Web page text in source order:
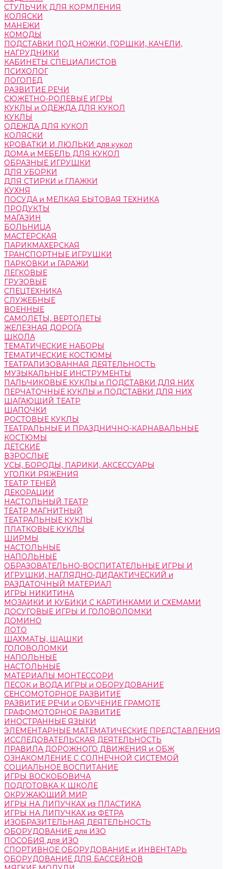
СТУЛЬЧИК ДЛЯ КОРМЛЕНИЯ
КОЛЯСКИ
МАНЕЖИ
КОМОДЫ
ПОДСТАВКИ ПОД НОЖКИ, ГОРШКИ, КАЧЕЛИ,
НАГРУДНИКИ
КАБИНЕТЫ СПЕЦИАЛИСТОВ
ПСИХОЛОГ
ЛОГОПЕД
РАЗВИТИЕ РЕЧИ
СЮЖЕТНО-РОЛЕВЫЕ ИГРЫ
КУКЛЫ и ОДЕЖДА ДЛЯ КУКОЛ
КУКЛЫ
ОДЕЖДА ДЛЯ КУКОЛ
КОЛЯСКИ
КРОВАТКИ И ЛЮЛЬКИ для кукол
ДОМА и МЕБЕЛЬ ДЛЯ КУКОЛ
ОБРАЗНЫЕ ИГРУШКИ
ДЛЯ УБОРКИ
ДЛЯ СТИРКИ и ГЛАЖКИ
КУХНЯ
ПОСУДА и МЕЛКАЯ БЫТОВАЯ ТЕХНИКА
ПРОДУКТЫ
МАГАЗИН
БОЛЬНИЦА
МАСТЕРСКАЯ
ПАРИКМАХЕРСКАЯ
ТРАНСПОРТНЫЕ ИГРУШКИ
ПАРКОВКИ и ГАРАЖИ
ЛЕГКОВЫЕ
ГРУЗОВЫЕ
СПЕЦТЕХНИКА
СЛУЖЕБНЫЕ
ВОЕННЫЕ
САМОЛЕТЫ, ВЕРТОЛЕТЫ
ЖЕЛЕЗНАЯ ДОРОГА
ШКОЛА
ТЕМАТИЧЕСКИЕ НАБОРЫ
ТЕМАТИЧЕСКИЕ КОСТЮМЫ
ТЕАТРАЛИЗОВАННАЯ ДЕЯТЕЛЬНОСТЬ
МУЗЫКАЛЬНЫЕ ИНСТРУМЕНТЫ
ПАЛЬЧИКОВЫЕ КУКЛЫ и ПОДСТАВКИ ДЛЯ НИХ
ПЕРЧАТОЧНЫЕ КУКЛЫ и ПОДСТАВКИ ДЛЯ НИХ
ШАГАЮЩИЙ ТЕАТР
ШАПОЧКИ
РОСТОВЫЕ КУКЛЫ
ТЕАТРАЛЬНЫЕ И ПРАЗДНИЧНО-КАРНАВАЛЬНЫЕ
КОСТЮМЫ
ДЕТСКИЕ
ВЗРОСЛЫЕ
УСЫ, БОРОДЫ, ПАРИКИ, АКСЕССУАРЫ
УГОЛКИ РЯЖЕНИЯ
ТЕАТР ТЕНЕЙ
ДЕКОРАЦИИ
НАСТОЛЬНЫЙ ТЕАТР
ТЕАТР МАГНИТНЫЙ
ТЕАТРАЛЬНЫЕ КУКЛЫ
ПЛАТКОВЫЕ КУКЛЫ
ШИРМЫ
НАСТОЛЬНЫЕ
НАПОЛЬНЫЕ
ОБРАЗОВАТЕЛЬНО-ВОСПИТАТЕЛЬНЫЕ ИГРЫ И
ИГРУШКИ, НАГЛЯДНО-ДИДАКТИЧЕСКИЙ и
РАЗДАТОЧНЫЙ МАТЕРИАЛ
ИГРЫ НИКИТИНА
МОЗАИКИ И КУБИКИ С КАРТИНКАМИ И СХЕМАМИ
ДОСУГОВЫЕ ИГРЫ И ГОЛОВОЛОМКИ
ДОМИНО
ЛОТО
ШАХМАТЫ, ШАШКИ
ГОЛОВОЛОМКИ
НАПОЛЬНЫЕ
НАСТОЛЬНЫЕ
МАТЕРИАЛЫ МОНТЕССОРИ
ПЕСОК и ВОДА ИГРЫ и ОБОРУДОВАНИЕ
СЕНСОМОТОРНОЕ РАЗВИТИЕ
РАЗВИТИЕ РЕЧИ и ОБУЧЕНИЕ ГРАМОТЕ
ГРАФОМОТОРНОЕ РАЗВИТИЕ
ИНОСТРАННЫЕ ЯЗЫКИ
ЭЛЕМЕНТАРНЫЕ МАТЕМАТИЧЕСКИЕ ПРЕДСТАВЛЕНИЯ
ИССЛЕДОВАТЕЛЬСКАЯ ДЕЯТЕЛЬНОСТЬ
ПРАВИЛА ДОРОЖНОГО ДВИЖЕНИЯ и ОБЖ
ОЗНАКОМЛЕНИЕ С СОЛНЕЧНОЙ СИСТЕМОЙ
СОЦИАЛЬНОЕ ВОСПИТАНИЕ
ИГРЫ ВОСКОБОВИЧА
ПОДГОТОВКА К ШКОЛЕ
ОКРУЖАЮЩИЙ МИР
ИГРЫ НА ЛИПУЧКАХ из ПЛАСТИКА
ИГРЫ НА ЛИПУЧКАХ из ФЕТРА
ИЗОБРАЗИТЕЛЬНАЯ ДЕЯТЕЛЬНОСТЬ
ОБОРУДОВАНИЕ для ИЗО
ПОСОБИЯ для ИЗО
СПОРТИВНОЕ ОБОРУДОВАНИЕ и ИНВЕНТАРЬ
ОБОРУДОВАНИЕ ДЛЯ БАССЕЙНОВ